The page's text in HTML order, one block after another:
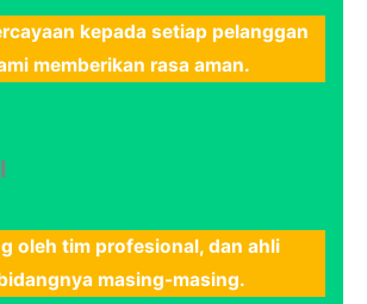
kepada setiap pelanggan
memberikan rasa aman.
oleh tim profesional, dan ahli
masing-masing.